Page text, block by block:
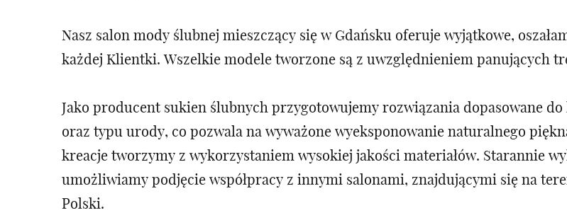
Nasz salon mody ślubnej mieszczący się w Gdańsku oferuje wyjątkowe,
każdej Klientki. Wszelkie modele tworzone są z uwzględnieniem panujących
Jako producent sukien ślubnych przygotowujemy rozwiązania dopasowane
oraz typu urody, co pozwala na wyważone wyeksponowanie naturalnego
kreacje tworzymy z wykorzystaniem wysokiej jakości materiałów. Starannie
umożliwiamy podjęcie współpracy z innymi salonami, znajdującymi się na
Polski.